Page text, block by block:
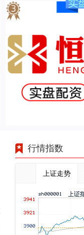
行情指数
上证走势